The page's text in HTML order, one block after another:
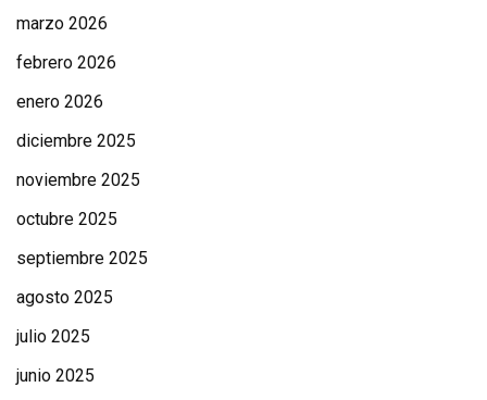
marzo 2026
febrero 2026
enero 2026
diciembre 2025
noviembre 2025
octubre 2025
septiembre 2025
agosto 2025
julio 2025
junio 2025